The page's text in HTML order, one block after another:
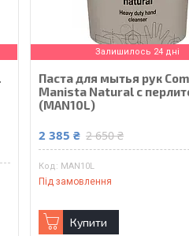
Залишилось 24 дні
Паста для мытья рук
Manista Natural с
(MAN10L)
2 385 ₴ 2 650 ₴
MAN10L
Під замовлення
Купити